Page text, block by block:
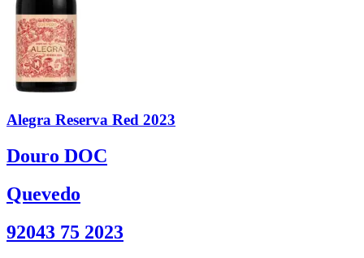
Alegra Reserva Red 2023
Douro DOC
Quevedo
92043 75 2023